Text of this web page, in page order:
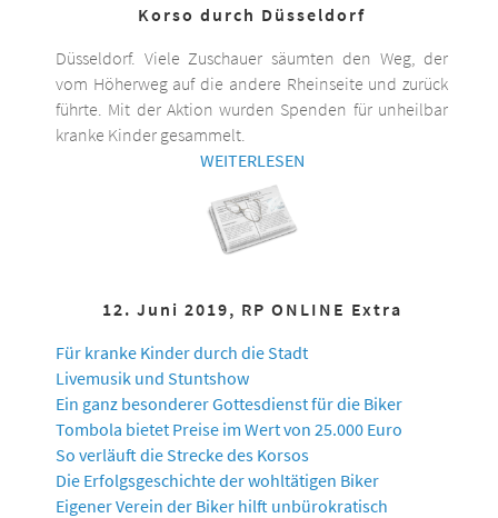
Korso durch Düsseldorf
Düsseldorf. Viele Zuschauer säumten den Weg, der
vom Höherweg auf die andere Rheinseite und zurück
führte. Mit der Aktion wurden Spenden für unheilbar
kranke Kinder gesammelt.
WEITERLESEN
12. Juni 2019, RP ONLINE Extra
Für kranke Kinder durch die Stadt
Livemusik und Stuntshow
Ein ganz besonderer Gottesdienst für die Biker
Tombola bietet Preise im Wert von 25.000 Euro
So verläuft die Strecke des Korsos
Die Erfolgsgeschichte der wohltätigen Biker
Eigener Verein der Biker hilft unbürokratisch